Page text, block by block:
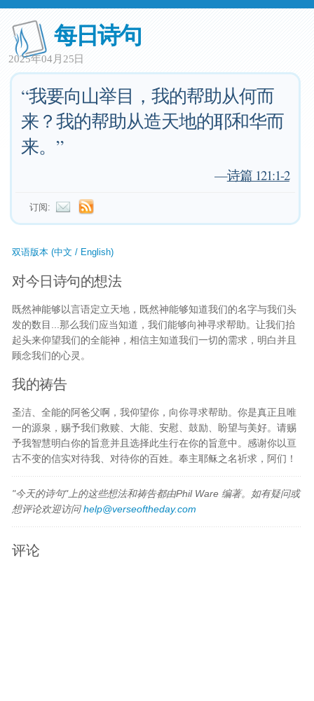
每日诗句
2025年04月25日
“我要向山举目，我的帮助从何而
来？我的帮助从造天地的耶和华而
来。”
—诗篇 121:1-2
订阅:
双语版本 (中文 / English)
对今日诗句的想法
既然神能够以言语定立天地，既然神能够知道我们的名字与我们头
发的数目...那么我们应当知道，我们能够向神寻求帮助。让我们抬
起头来仰望我们的全能神，相信主知道我们一切的需求，明白并且
顾念我们的心灵。
我的祷告
圣洁、全能的阿爸父啊，我仰望你，向你寻求帮助。你是真正且唯
一的源泉，赐予我们救赎、大能、安慰、鼓励、盼望与美好。请赐
予我智慧明白你的旨意并且选择此生行在你的旨意中。感谢你以亘
古不变的信实对待我、对待你的百姓。奉主耶稣之名祈求，阿们！
"今天的诗句"上的这些想法和祷告都由Phil Ware 编著。如有疑问或
想评论欢迎访问help@verseoftheday.com
评论